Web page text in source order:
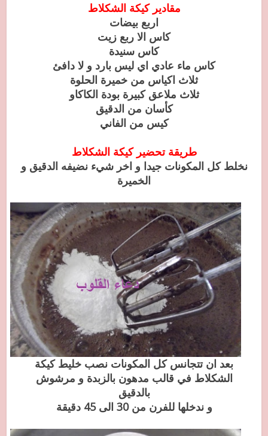
مقادير كيكة الشكلاط
اربع بيضات
كاس الا ربع زيت
كاس سنيدة
كاس ماء عادي اي ليس بارد و لا دافئ
ثلاث اكياس من خميرة الحلوة
ثلاث ملاعق كبيرة بودة الكاكاو
كأسان من الدقيق
كيس من الفاني
طريقة تحضير كيكة الشكلاط
نخلط كل المكونات جيدا و اخر شيء نضيفه الدقيق و
الخميرة
بعد ان تتجانس كل المكونات نصب خليط كيكة
الشكلاط في قالب مدهون بالزبدة و مرشوش
بالدقيق
و ندخلها للفرن من 30 الى 45 دقيقة